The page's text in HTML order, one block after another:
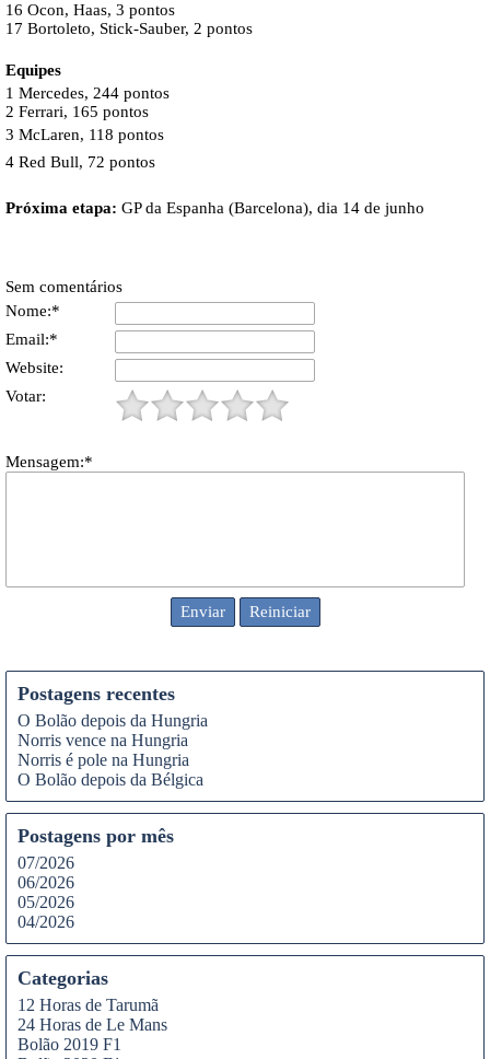
16 Ocon, Haas, 3 pontos
17 Bortoleto, Stick-Sauber, 2 pontos
Equipes
1 Mercedes, 244 pontos
2 Ferrari, 165 pontos
3 McLaren, 118 pontos
4 Red Bull, 72 pontos
Próxima etapa: GP da Espanha (Barcelona), dia 14 de junho
Sem comentários
Nome:*
Email:*
Website:
Votar:
Mensagem:*
Postagens recentes
O Bolão depois da Hungria
Norris vence na Hungria
Norris é pole na Hungria
O Bolão depois da Bélgica
Postagens por mês
07/2026
06/2026
05/2026
04/2026
Categorias
12 Horas de Tarumã
24 Horas de Le Mans
Bolão 2019 F1